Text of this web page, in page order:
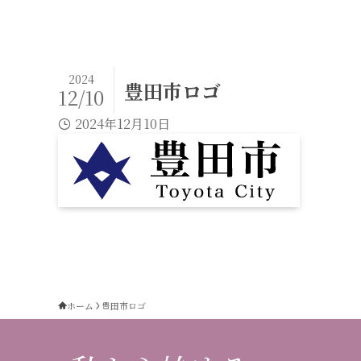
豊田市ロゴ
2024
12/10
2024年12月10日
ホーム 豊田市ロゴ